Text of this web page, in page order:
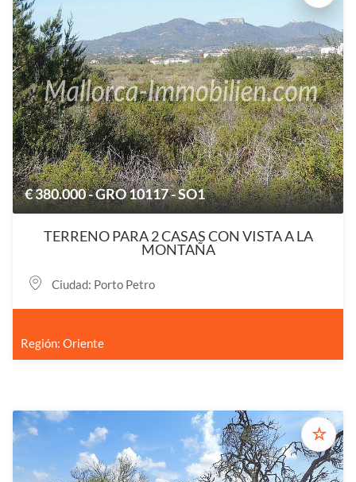
€ 380.000 - GRO 10117 - SO1
TERRENO PARA 2 CASAS CON VISTA A LA
MONTAÑA
Ciudad: Porto Petro
Región: Oriente
☆